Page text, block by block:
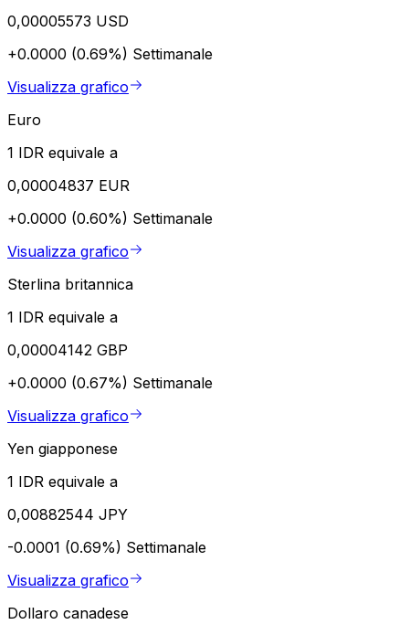
0,00005573 USD
+0.0000 (0.69%) Settimanale
Visualizza grafico
Euro
1 IDR equivale a
0,00004837 EUR
+0.0000 (0.60%) Settimanale
Visualizza grafico
Sterlina britannica
1 IDR equivale a
0,00004142 GBP
+0.0000 (0.67%) Settimanale
Visualizza grafico
Yen giapponese
1 IDR equivale a
0,00882544 JPY
-0.0001 (0.69%) Settimanale
Visualizza grafico
Dollaro canadese